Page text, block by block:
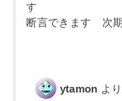
す
断言できます 次
ytamon よ